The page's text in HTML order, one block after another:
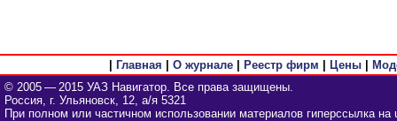
Главная О журнале| Реестр фирм Цены|
© 2005 — 2015 УАЗ Навигатор. Все права защищены.
Россия, г. Ульяновск, 12, а/я 5321
При полном или частичном использовании материалов гиперссылка на